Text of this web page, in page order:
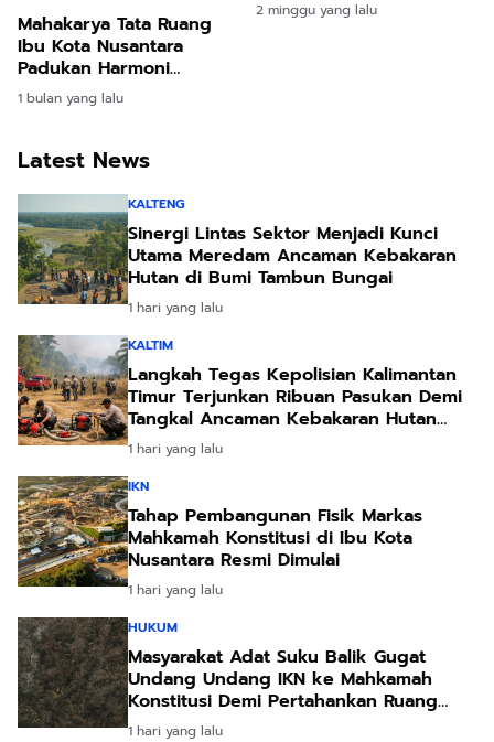
Mahakarya Tata Ruang
Ibu Kota Nusantara
Padukan Harmoni
Ekologi dan Teknologi
Masa Depan
1 bulan yang lalu
Pembangunan
2 minggu yang lalu
Latest News
KALTENG
Sinergi Lintas Sektor Menjadi Kunci
Utama Meredam Ancaman Kebakaran
Hutan di Bumi Tambun Bungai
1 hari yang lalu
KALTIM
Langkah Tegas Kepolisian Kalimantan
Timur Terjunkan Ribuan Pasukan Demi
Tangkal Ancaman Kebakaran Hutan
Akibat Kemarau Ekstrem
1 hari yang lalu
IKN
Tahap Pembangunan Fisik Markas
Mahkamah Konstitusi di Ibu Kota
Nusantara Resmi Dimulai
1 hari yang lalu
HUKUM
Masyarakat Adat Suku Balik Gugat
Undang Undang IKN ke Mahkamah
Konstitusi Demi Pertahankan Ruang
Hidup Leluhur
1 hari yang lalu